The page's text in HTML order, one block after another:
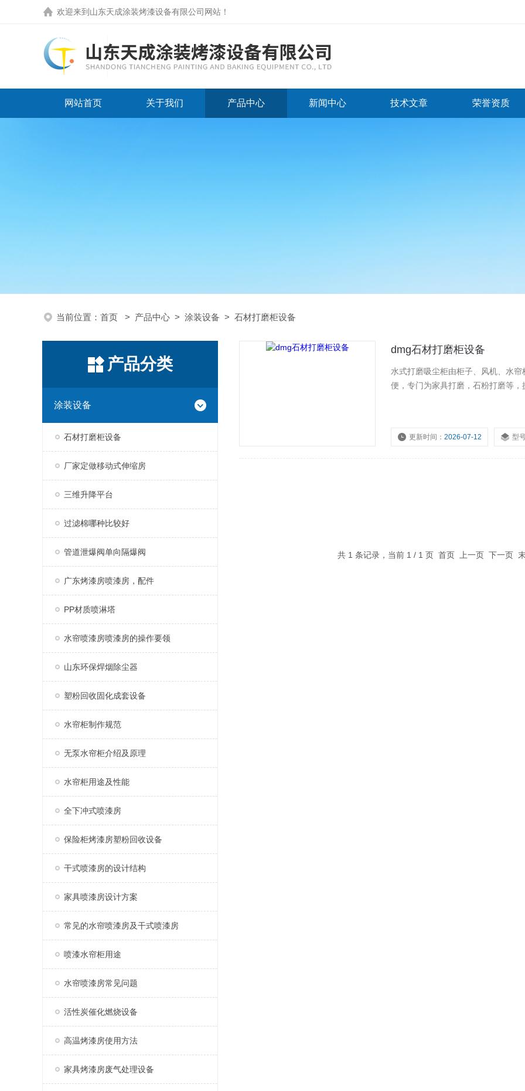
欢迎来到 山东天成涂装烤漆设备有限公司网站 ！
网站首页 关于我们 产品中心 新闻中心 技术文章 荣誉资质
当前位置： 首页 > 产品中心 > 涂装设备 > 石材打磨柜设备
产品分类
涂装设备
石材打磨柜设备
厂家定做移动式伸缩房
三维升降平台
过滤棉哪种比较好
管道泄爆阀单向隔爆阀
广东烤漆房喷漆房，配件
PP材质喷淋塔
水帘喷漆房喷漆房的操作要领
山东环保焊烟除尘器
塑粉回收固化成套设备
水帘柜制作规范
无泵水帘柜介绍及原理
水帘柜用途及性能
全下冲式喷漆房
保险柜烤漆房塑粉回收设备
干式喷漆房的设计结构
家具喷漆房设计方案
常见的水帘喷漆房及干式喷漆房
喷漆水帘柜用途
水帘喷漆房常见问题
活性炭催化燃烧设备
高温烤漆房使用方法
家具烤漆房废气处理设备
dmg石材打磨柜设备
水式打磨吸尘柜由柜子、风机、水
便，专门为家具打磨，石粉打磨等
更新时间：2026-07-12 型
共 1 条记录，当前 1 / 1 页 首页 上一页 下一页